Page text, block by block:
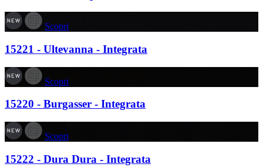
Scopri
15221 - Ultevanna - Integrata
Scopri
15220 - Burgasser - Integrata
Scopri
15222 - Dura Dura - Integrata